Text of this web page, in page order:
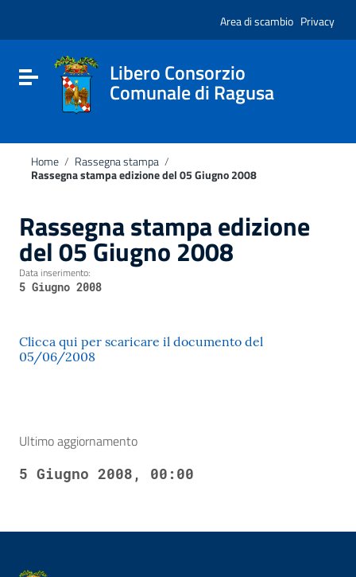
sito
include
Vai al footer
Area di scambio Privacy
Attiva / disattiva la navigazione
Libero Consorzio
Comunale di Ragusa
Home / Rassegna stampa /
Rassegna stampa edizione del 05 Giugno 2008
Rassegna stampa edizione
del 05 Giugno 2008
Data inserimento:
5 Giugno 2008
Clicca qui per scaricare il documento del
05/06/2008
Ultimo aggiornamento
5 Giugno 2008, 00:00